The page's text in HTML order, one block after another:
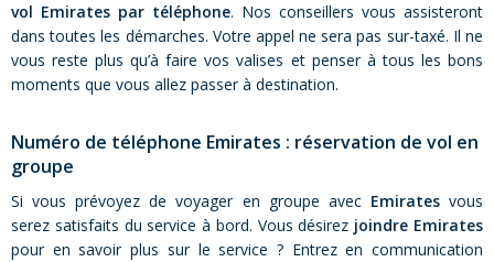
vol Emirates par téléphone. Nos conseillers vous assisteront
dans toutes les démarches. Votre appel ne sera pas sur-taxé. Il ne
vous reste plus qu’à faire vos valises et penser à tous les bons
moments que vous allez passer à destination.
Numéro de téléphone Emirates : réservation de vol en
groupe
Si vous prévoyez de voyager en groupe avec Emiratesvous
serez satisfaits du service à bord. Vous désirez joindre Emirates
pour en savoir plus sur le service ? Entrez en communication